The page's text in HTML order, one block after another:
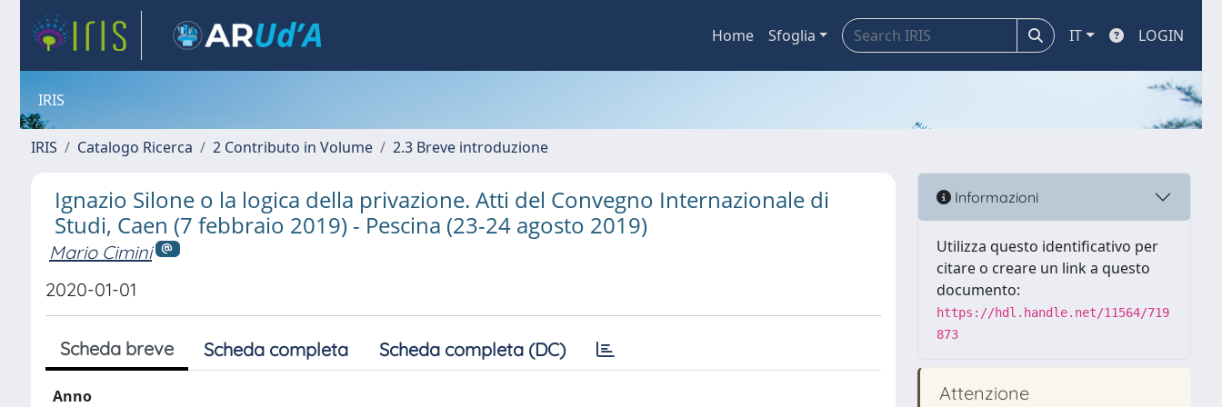
Home Sfoglia IT LOGIN
IRIS
IRIS Catalogo Ricerca 2 Contributo in Volume 2.3 Breve introduzione
Ignazio Silone o la logica della privazione. Atti del Convegno Internazionale di
Studi, Caen (7 febbraio 2019) - Pescina (23-24 agosto 2019)
Mario Cimini
2020-01-01
Scheda breve Scheda completa Scheda completa (DC)
Anno
Informazioni
Utilizza questo identificativo per
citare o creare un link a questo
documento:
https://hdl.handle.net/11564/719
873
Attenzione